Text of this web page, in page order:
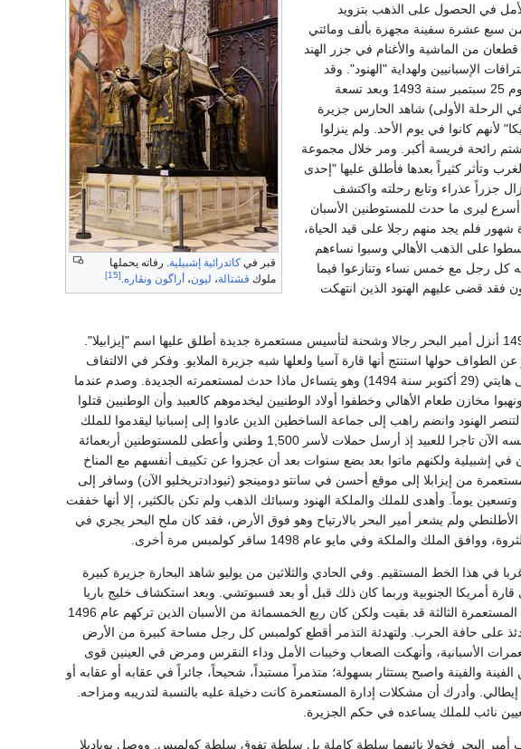
قبر في كاتدرائية إشبيلية. رفاته يحملها
ملوك قشتالة، ليون، أراگون ونڤاره.
[15]
الأمل في الحصول على الذهب بتزويد
سبع عشرة سفينة مجهزة بألف ومائتي
من الماشية والأغنام في جزر الهند
الإسبانيين ولهداية "الهنود". وقد
بدأت الرحلة الثانية من إشبيلية يوم 25 سبتمبر سنة 1493 وبعد تسعة
في الرحلة الأولى) شاهد الحارس جزيرة
لأنهم كانوا في يوم الأحد. ولم ينزلوا
رائحة فريسة أكبر. ومر خلال مجموعة
وتأثر كثيراً بعدها فأطلق عليها "إحدى
جزراً عذراء وتابع رحلته واكتشف
أسرع ليرى ما حدث للمستوطنين الأسبان
فلم يجد منهم رجلا على قيد الحياة،
على الذهب الأهالي وسبوا نساءهم
كل رجل مع خمس نساء وتنازعوا فيما
فقد قضى عليهم الهنود الذين انتهكت
وسارت سفن الأسطول شرقاً بحذاء شاطئ هايتي، وفي الثاني من يناير عام 1494 أنزل أمير البحر رجالا وشحنة لتأسيس مستعمرة جديدة أطلق عليها اسم "إيزابيلا".
حولها استنتج أنها قارة آسيا ولعلها شبه جزيرة الملايو. وفكر في الالتفاف
حولها والدوران بالكرة الأرضية ولكن سفنه لم تكن مجهزة لهذه الرحلة. فعاد إلى هايتي (29 أكتوبر سنة 1494) وهو يتساءل ماذا حدث لمستعمرته الجديدة. وصدم عندما
مخازن طعام الأهالي وخطفوا أولاد الوطنيين ليخدموهم كالعبيد وأن الوطنيين قتلوا
الهنود وانضم راهب إلى جماعة الساخطين الذين عادوا إلى إسبانيا ليقدموا للملك
والملكة تقريرا لا يشجع عن موارد هايتي الذائعة الصيت. وقد أصبح كولومبس نفسه الآن تاجرا للعبيد إذ أرسل حملات لأسر 1,500 وطني وأعطى للمستوطنين أربعمائة
في إشبيلية ولكنهم ماتوا بعد بضع سنوات بعد أن عجزوا عن تكييف أنفسهم مع المناخ
من إيزابلا إلى موقع أحسن في سانتو دومينجو (ثيودادتريخليو الآن) وسافر إلى
ثلاثة وتسعين يوماً. وأهدى للملك والملكة الهنود وسبائك الذهب ولم تكن بالكثير، إلا أنها خففت
ولم يشعر أمير البحر بالارتياح وهو فوق الأرض، فقد كان ملح البحر يجري في
وفي مايو عام 1498 سافر كولمبس مرة أخرى.
هذا الخط المستقيم. وفي الحادي والثلاثين من يوليو شاهد البحارة جزيرة كبيرة
أمريكا الجنوبية وربما كان ذلك قبل أو بعد فسبوتشي. وبعد استكشاف خليج باريا
أبحر-نحو الشمال الغربي ووصل إلى سانتو دو مينجو يوم 31 أغسطس فوجد أن المستعمرة الثالثة قد بقيت ولكن كان ربع الخمسمائة من الأسبان الذين تركهم عام 1496
على حافة الحرب. ولتهدئة التذمر أقطع كولمبس كل رجل مساحة كبيرة من الأرض
الأسبانية، وأنهكت الصعاب وخيبات الأمل وداء النقرس ومرض في العينين قوى
والفينة واصبح يستثار بسهولة؛ متذمراً مستبداً، شحيحاً، جائراً في عقابه أو عقابه أو
وأدرك أن مشكلات إدارة المستعمرة كانت دخيلة عليه بالنسبة لتدريبه ومزاحه.
أمير البحر فخولا نائبهما سلطة كاملة بل سلطة تفوق سلطة كولمبس. ووصل بوباديلا